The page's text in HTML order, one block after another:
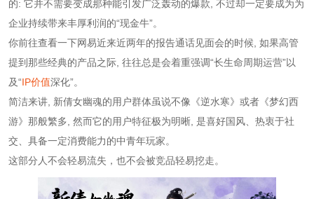
的: 它并不需要变成那种能引发广泛轰动的爆款, 不过却一定要成为为
企业持续带来丰厚利润的“现金牛”。
你前往查看一下网易近来近两年的报告通话见面会的时候, 如果高管
提到那些经典的产品之际, 往往总是会着重强调“长生命周期运营”以
及“IP价值深化”。
简洁来讲, 新倩女幽魂的用户群体虽说不像《逆水寒》或者《梦幻西
游》那般繁多, 然而它的用户特征极为明晰, 是喜好国风、热衷于社
交、具备一定消费能力的中青年玩家。
这部分人不会轻易流失，也不会被竞品轻易挖走。